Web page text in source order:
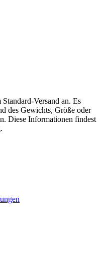
Versand an. Es
des Gewichts, Größe oder
Diese Informationen findest